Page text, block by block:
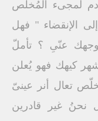
تقريباً من آدم لمجىء المُخلّص
الإنقضاء " فهل
عنّىِ ؟ تأملّ
كيهك فهو يُعلن
تعال أنر عينىّ
نحنُ غير قادرين